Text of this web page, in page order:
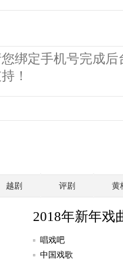
越剧 评剧 黄
2018年新年戏
唱戏吧
中国戏歌